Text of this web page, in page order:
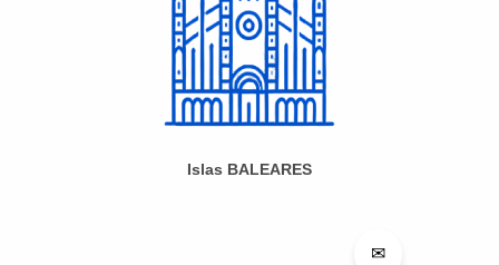
Islas BALEARES
✉